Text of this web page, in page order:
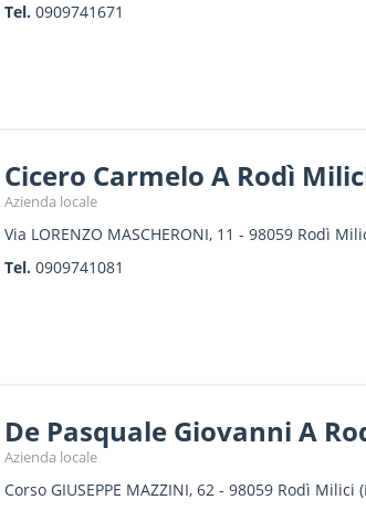
Tel. 0909741671
Cicero Carmelo A Rodì
Azienda locale
Via LORENZO MASCHERONI, 11 - 98059 Rodì
Tel. 0909741081
De Pasquale Giovanni A
Azienda locale
Corso GIUSEPPE MAZZINI, 62- 98059 Rodì Milici